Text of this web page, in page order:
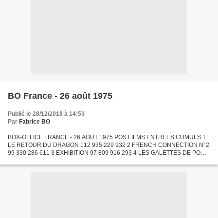
BO France - 26 août 1975
Publié le 28/12/2018 à 14:53
Par Fabrice BO
BOX-OFFICE FRANCE - 26 AOUT 1975 POS FILMS ENTREES CUMULS 1
LE RETOUR DU DRAGON 112 935 229 932 2 FRENCH CONNECTION N°2
99 330 286 611 3 EXHIBITION 97 809 916 293 4 LES GALETTES DE PONT-
LADY...